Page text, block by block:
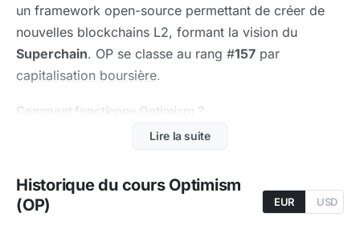
un framework open-source permettant de créer de
nouvelles blockchains L2, formant la vision du
Superchain. OP se classe au rang #157 par
capitalisation boursière.
Comment fonctionne Optimism ?
: les transactions sont exécutées
Ethereum, avec un système de preuve de fraude
pour la sécurité
Lire la suite
Historique du cours Optimism
(OP)
EUR USD